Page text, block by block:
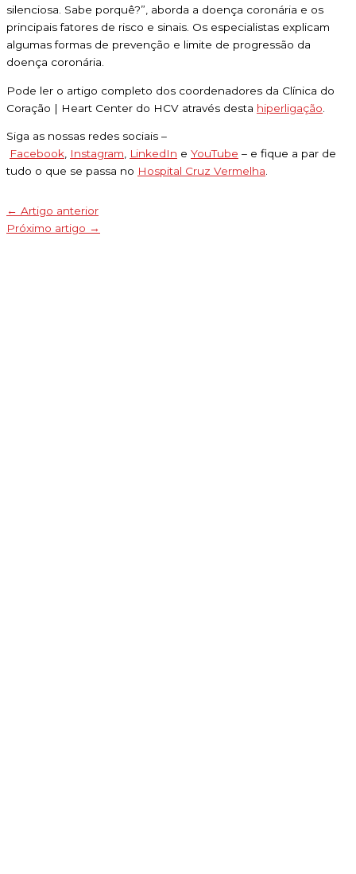
silenciosa. Sabe porquê?”, aborda a doença coronária e os
principais fatores de risco e sinais. Os especialistas explicam
algumas formas de prevenção e limite de progressão da
doença coronária.
Pode ler o artigo completo dos coordenadores da Clínica do
Coração | Heart Center do HCV através desta hiperligação
Siga as nossas redes sociais –
Facebook, Instagram, LinkedIn e YouTube – e fique a par de
tudo o que se passa no Hospital Cruz Vermelha.
← Artigo anterior
Próximo artigo →